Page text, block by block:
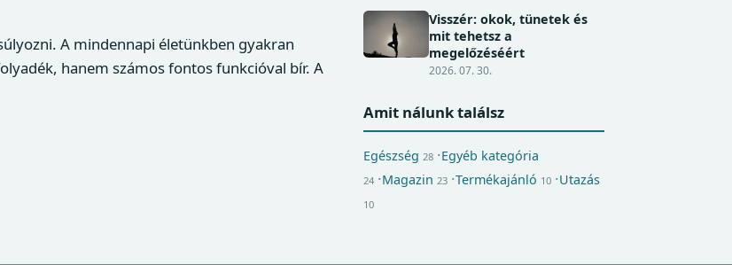
A mindennapi életünkben gyakran
hanem számos fontos funkcióval bír. A
Visszér: okok, tünetek és
mit tehetsz a
megelőzéséért
2026. 07. 30.
Amit nálunk találsz
Egészség 28 Egyéb kategória
24 Magazin 23 Termékajánló 10 Utazás
10